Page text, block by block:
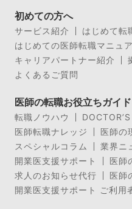
初めての方へ
サービス紹介
はじめて転
はじめての医師転職マニュ
キャリアパートナー紹介
よくあるご質問
医師の転職お役立ちガイド
転職ノウハウ
医師転職ナレッジ
医師の
スペシャルコラム
業界ニ
開業医支援サポート
医師
求人のお知らせ代行
医師
開業医支援サポート ご利用